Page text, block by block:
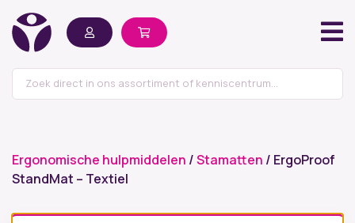
Ergonomische hulpmiddelen /Stamatten / ErgoProof
StandMat – Textiel